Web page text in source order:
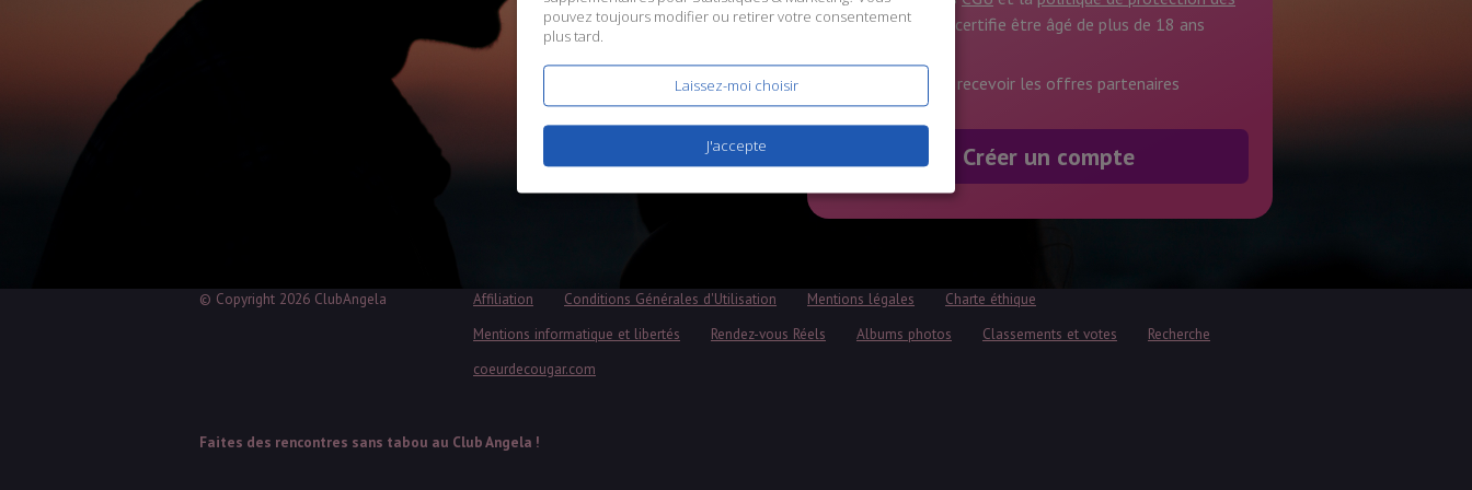
données
, et certifie être âgé de plus de 18 ans
J'accepte de recevoir les offres partenaires
© Copyright 2026 ClubAngela Affiliation Conditions Générales d'Utilisation Mentions légales
Charte éthique
Mentions informatique et libertés
Rendez-vous Réels Albums photos Classements et votes
Recherche
coeurdecougar.com
Faites des rencontres sans tabou au Club Angela !
pouvez toujours modifier ou retirer votre consentement
plus tard.
Laissez-moi choisir
J'accepte